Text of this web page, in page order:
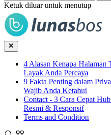
Ketuk diluar untuk menutup
4 Alasan Kenapa Halaman
Layak Anda Percaya
9 Fakta Penting dalam
Wajib Anda Ketahui
Contact - 3 Cara Cepat
Resmi & Responsif
Terms and Condition